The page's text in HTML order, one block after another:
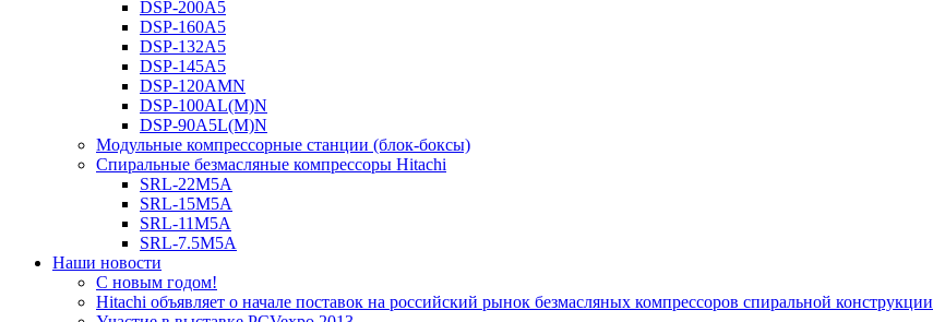
DSP-200A5
DSP-160A5
DSP-132A5
DSP-145A5
DSP-120AMN
DSP-100AL(M)N
DSP-90A5L(M)N
Модульные компрессорные станции (блок-боксы)
Спиральные безмасляные компрессоры Hitachi
SRL-22M5A
SRL-15M5A
SRL-11M5A
SRL-7.5M5A
Наши новости
С новым годом!
Hitachi объявляет о начале поставок на российский рынок безмасляных компрессоров спиральной конструкции